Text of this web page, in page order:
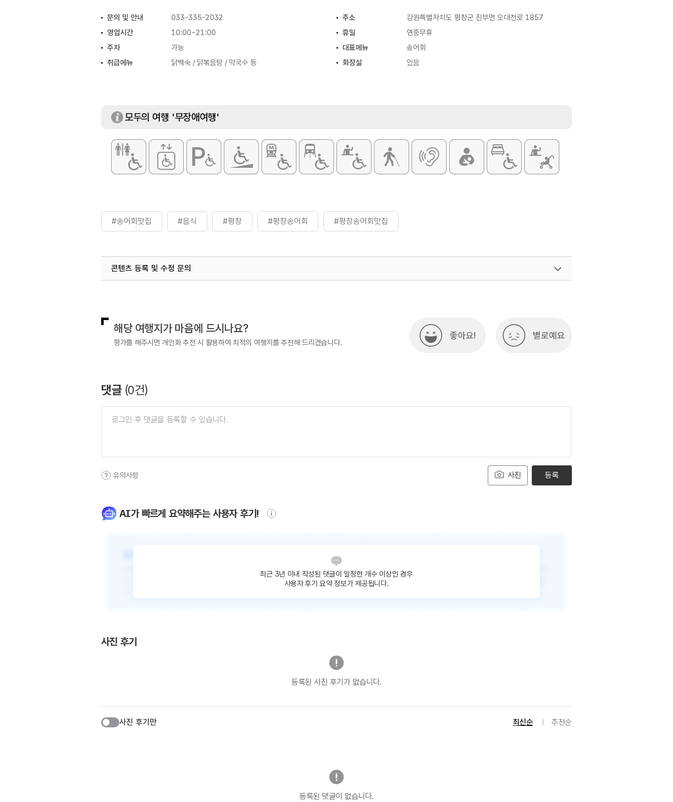
문의 및 안내 033-335-2032 주소
강원특별자치도 평창군 진부면 오대천로 1857
영업시간
10:00~21:00 휴일
연중무휴
주차
가능 대표메뉴
송어회
취급메뉴
닭백숙 / 닭볶음탕 / 막국수 등 화장실 있음
모두의 여행 '무장애여행'
#송어회맛집 #음식 #평창 #평창송어회 #평창송어회맛집
콘텐츠 등록 및 수정 문의
해당 여행지가 마음에 드시나요?
평가를 해주시면 개인화 추천 시 활용하여 최적의 여행지를 추천해 드리겠습니다.
좋아요! 별로예요
댓글 (0건)
사진
유의사항 등록
AI가 빠르게 요약해주는 사용자 후기!
최근 3년 이내 작성된 댓글이 일정한 개수 이상인 경우
사용자 후기 요약 정보가 제공됩니다.
사진 후기
등록된 사진 후기가 없습니다.
사진 후기만 최신순 추천순
등록된 댓글이 없습니다.